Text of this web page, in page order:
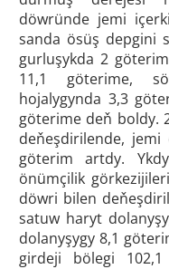
döwründe jemi
sanda ösüş depgini
gurluşykda 2
11,1 göterime,
hojalygynda 3,3
göterime deň boldy.
deňeşdirilende,
göterim artdy.
önümçilik
döwri bilen
satuw haryt
dolanyşygy 8,1
girdeji bölegi